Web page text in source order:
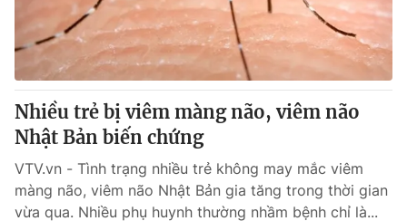
Nhiều trẻ bị viêm màng não, viêm não
Nhật Bản biến chứng
VTV.vn - Tình trạng nhiều trẻ không may mắc viêm
màng não, viêm não Nhật Bản gia tăng trong thời gian
vừa qua. Nhiều phụ huynh thường nhầm bệnh chỉ là...